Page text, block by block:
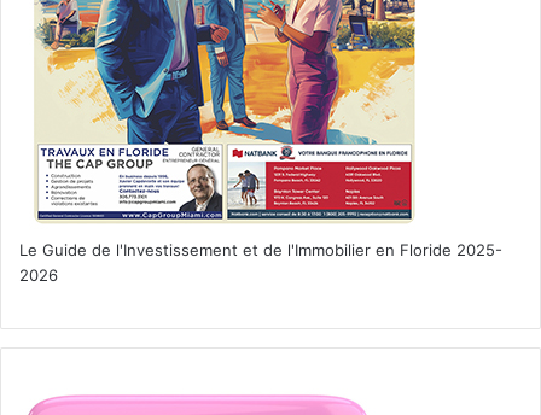
Le Guide de l'Investissement et de l'Immobilier en Floride 2025-
2026